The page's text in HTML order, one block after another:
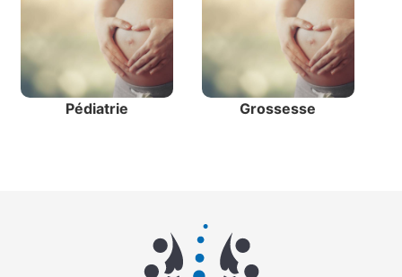
Pédiatrie Grossesse